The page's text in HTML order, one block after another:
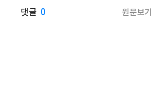
댓글 0 원문보기